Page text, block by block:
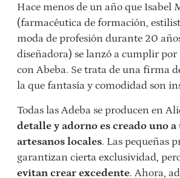
Hace menos de un año que Isabel
(farmacéutica de formación,
moda de profesión durante 20
diseñadora) se lanzó a cumplir
con Abeba. Se trata de una firma
la que fantasía y comodidad son
Todas las Adeba se producen en
detalle y adorno es creado uno
artesanos locales. Las pequeñas
garantizan cierta exclusividad,
evitan crear excedente. Ahora,